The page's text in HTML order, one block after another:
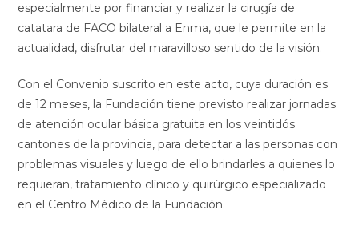
especialmente por financiar y realizar la cirugía de
catatara de FACO bilateral a Enma, que le permite en la
actualidad, disfrutar del maravilloso sentido de la visión.
Con el Convenio suscrito en este acto, cuya duración es
de 12 meses, la Fundación tiene previsto realizar jornadas
de atención ocular básica gratuita en los veintidós
cantones de la provincia, para detectar a las personas con
problemas visuales y luego de ello brindarles a quienes lo
requieran, tratamiento clínico y quirúrgico especializado
en el Centro Médico de la Fundación.